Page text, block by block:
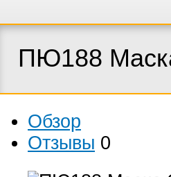
ПЮ188
Обзор
Отзывы 0